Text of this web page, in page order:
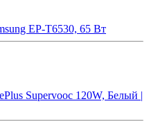
EP-T6530, 65 Вт
Supervooc 120W, Белый |